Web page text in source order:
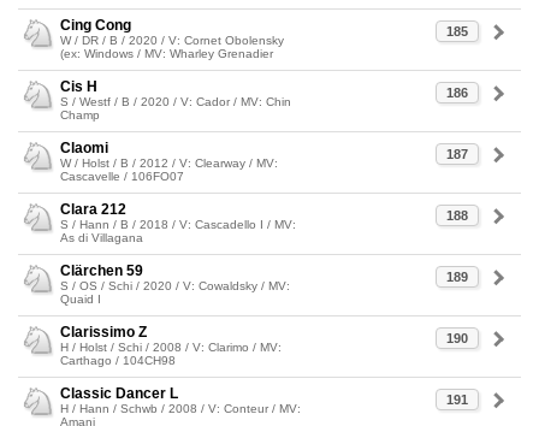
185
Cing Cong
W / DR / B / 2020 / V: Cornet Obolensky
(ex: Windows / MV: Wharley Grenadier
186
Cis H
S / Westf / B / 2020 / V: Cador / MV: Chin
Champ
187
Claomi
W / Holst / B / 2012 / V: Clearway / MV:
Cascavelle / 106FO07
188
Clara 212
S / Hann / B / 2018 / V: Cascadello I / MV:
As di Villagana
189
Clärchen 59
S / OS / Schi / 2020 / V: Cowaldsky / MV:
Quaid I
190
Clarissimo Z
H / Holst / Schi / 2008 / V: Clarimo / MV:
Carthago / 104CH98
191
Classic Dancer L
H / Hann / Schwb / 2008 / V: Conteur / MV:
Amani